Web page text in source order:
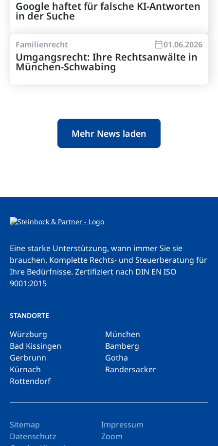
Google haftet für falsche KI-Antworten
in der Suche
Familienrecht 01.06.2026
Umgangsrecht: Ihre Rechtsanwälte in
München-Schwabing
Mehr News laden
Eine starke Unterstützung, wann immer Sie sie
brauchen. Komplette Rechts- und Steuerberatung für
Ihre Bedürfnisse. Zertifiziert nach DIN EN ISO
9001:2015
STANDORTE
Würzburg
München
Bad Kissingen
Bamberg
Gerbrunn
Gotha
Kürnach
Randersacker
Rottendorf
Sitemap
Impressum
Datenschutz
Zoom